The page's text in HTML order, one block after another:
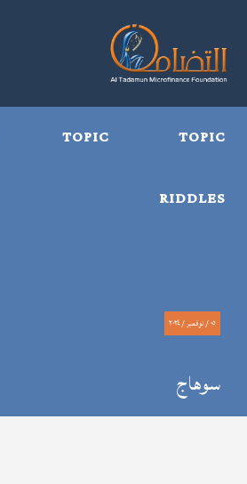
TOPIC
TOPIC
RIDDLES
٠٥ / نوفمبر / ٢٠٢٤
سوهاج